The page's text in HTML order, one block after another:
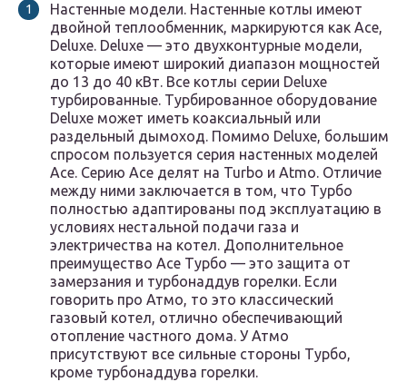
Настенные модели. Настенные котлы имеют
двойной теплообменник, маркируются как Ace,
Deluxe. Deluxe — это двухконтурные модели,
которые имеют широкий диапазон мощностей
до 13 до 40 кВт. Все котлы серии Deluxe
турбированные. Турбированное оборудование
Deluxe может иметь коаксиальный или
раздельный дымоход. Помимо Deluxe, большим
спросом пользуется серия настенных моделей
Асе. Серию Асе делят на Turbo и Atmo. Отличие
между ними заключается в том, что Турбо
полностью адаптированы под эксплуатацию в
условиях нестальной подачи газа и
электричества на котел. Дополнительное
преимущество Асе Турбо — это защита от
замерзания и турбонаддув горелки. Если
говорить про Атмо, то это классический
газовый котел, отлично обеспечивающий
отопление частного дома. У Атмо
присутствуют все сильные стороны Турбо,
кроме турбонаддува горелки.